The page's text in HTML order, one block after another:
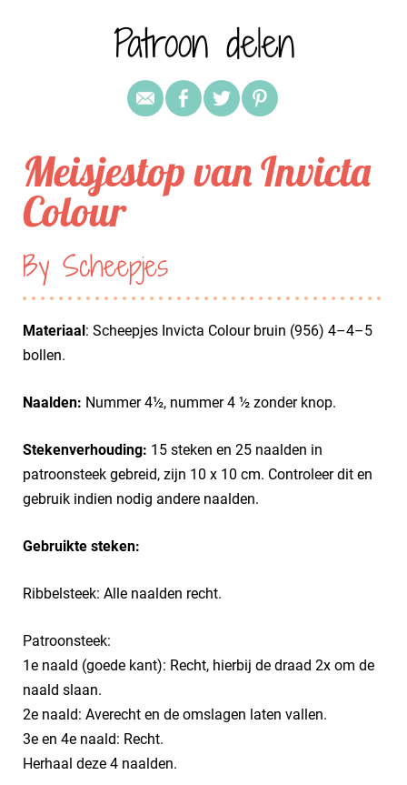
Patroon delen
Meisjestop van Invicta
Colour
By Scheepjes
Materiaal: Scheepjes Invicta Colour bruin (956) 4–4–5
bollen.
Naalden: Nummer 4½, nummer 4 ½ zonder knop.
Stekenverhouding: 15 steken en 25 naalden in
patroonsteek gebreid, zijn 10 x 10 cm. Controleer dit en
gebruik indien nodig andere naalden.
Gebruikte steken:
Ribbelsteek: Alle naalden recht.
Patroonsteek:
1e naald (goede kant): Recht, hierbij de draad 2x om de
naald slaan.
2e naald: Averecht en de omslagen laten vallen.
3e en 4e naald: Recht.
Herhaal deze 4 naalden.